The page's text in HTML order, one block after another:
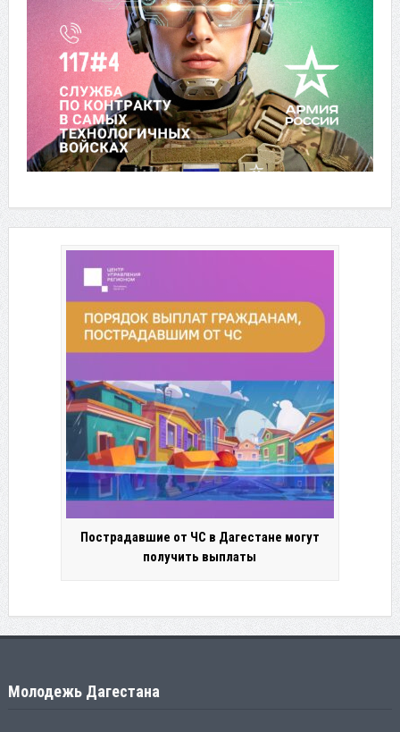
Пострадавшие от ЧС в Дагестане могут
получить выплаты
Молодежь Дагестана